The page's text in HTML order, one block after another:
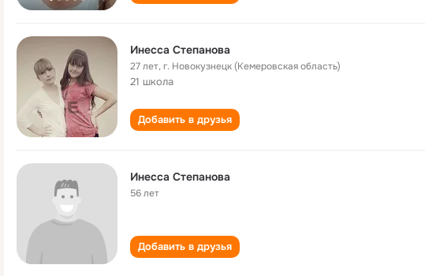
Инесса Степанова
27 лет,г. Новокузнецк (Кемеровская область)
21 школа
Добавить в друзья
Инесса Степанова
56 лет
Добавить в друзья